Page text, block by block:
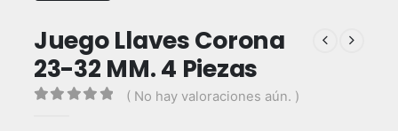
Juego Llaves Corona
23-32 MM. 4 Piezas
( No hay valoraciones aún. )